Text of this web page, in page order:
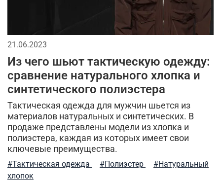
джинсовая одежда
универсальная вещь кофта флисовая
тренды милитари
флисовые штаны размеры мужской одежды
такическая одежда
мужской гардероб
рубашка-поло практичные советы
термофутболка мужская флисовая одежда
21.06.2023
Из чего шьют тактическую одежду:
сравнение натурального хлопка и
синтетического полиэстера
Тактическая одежда для мужчин шьется из
материалов натуральных и синтетических. В
продаже представлены модели из хлопка и
полиэстера, каждая из которых имеет свои
ключевые преимущества.
#Тактическая одежда #Полиэстер
#Натуральный
хлопок